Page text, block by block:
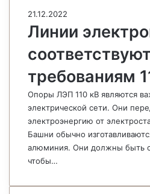
21.12.2022
Линии
соответствуют
требованиям
Опоры ЛЭП 110 кВ являются
электрической сети. Они
электроэнергию от
Башни обычно
алюминия. Они должны быть
чтобы…